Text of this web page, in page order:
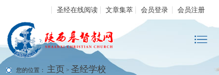
圣经在线阅读 文章集萃 会员登录 会员注册
您的位置： 主页 >圣经学校